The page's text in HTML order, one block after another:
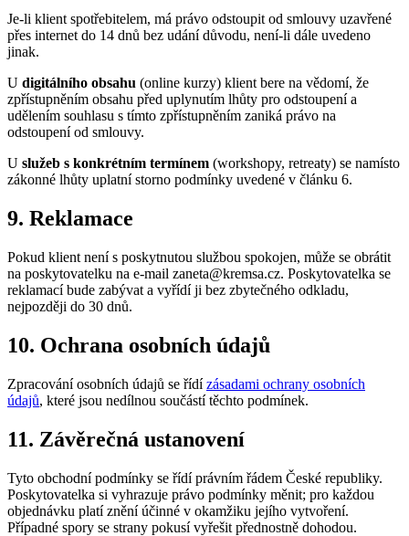
Je-li klient spotřebitelem, má právo odstoupit od smlouvy uzavřené
přes internet do 14 dnů bez udání důvodu, není-li dále uvedeno
jinak.
U digitálního obsahu (online kurzy) klient bere na vědomí, že
zpřístupněním obsahu před uplynutím lhůty pro odstoupení a
udělením souhlasu s tímto zpřístupněním zaniká právo na
odstoupení od smlouvy.
U služeb s konkrétním termínem (workshopy, retreaty) se namísto
zákonné lhůty uplatní storno podmínky uvedené v článku 6.
9. Reklamace
Pokud klient není s poskytnutou službou spokojen, může se obrátit
na poskytovatelku na e-mail zaneta@kremsa.cz. Poskytovatelka se
reklamací bude zabývat a vyřídí ji bez zbytečného odkladu,
nejpozději do 30 dnů.
10. Ochrana osobních údajů
Zpracování osobních údajů se řídí zásadami ochrany osobních
údajů, které jsou nedílnou součástí těchto podmínek.
11. Závěrečná ustanovení
Tyto obchodní podmínky se řídí právním řádem České republiky.
Poskytovatelka si vyhrazuje právo podmínky měnit; pro každou
objednávku platí znění účinné v okamžiku jejího vytvoření.
Případné spory se strany pokusí vyřešit přednostně dohodou.